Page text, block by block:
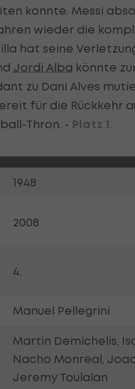
konnte. Messi
wieder die
hat seine
Jordi Alba könnte
zu Dani Alves
für die Rückkehr
Thron. - Platz 1
1948
2008
4.
Manuel Pellegrini
Martin Demichelis,
Nacho Monreal,
Jeremy Toulalan